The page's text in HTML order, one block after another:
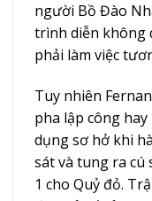
người Bồ Đào
trình diễn không
phải làm việc
Tuy nhiên
pha lập công
dụng sơ hở khi
sát và tung ra cú
1 cho Quỷ đỏ.